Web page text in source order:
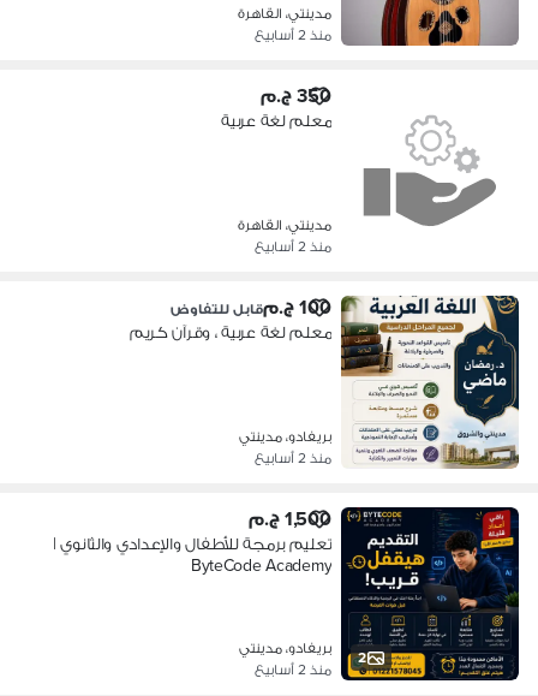
مدينتي، القاهرة
منذ 2 أسابيع
350 ج.م
معلم لغة عربية
مدينتي، القاهرة
منذ 2 أسابيع
100 ج.م قابل للتفاوض
معلم لغة عربية ، وقرآن كريم
بريفادو، مدينتي
منذ 2 أسابيع
2
1,500 ج.م
تعليم برمجة للأطفال والإعدادي والثانوي |
ByteCode Academy
بريفادو، مدينتي
منذ 2 أسابيع